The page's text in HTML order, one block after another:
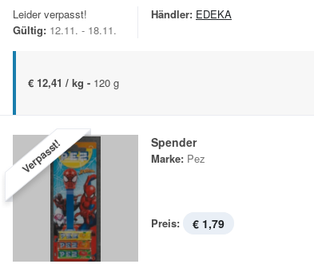
Leider verpasst!
Gültig: 12.11. - 18.11.
Händler: EDEKA
€ 12,41 / kg - 120 g
Verpasst! Spender
Marke: Pez
Preis: € 1,79